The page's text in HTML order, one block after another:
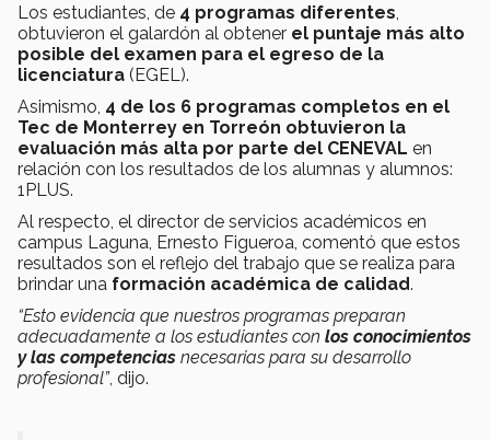
Los estudiantes, de 4 programas diferentes
obtuvieron el galardón al obtener el puntaje más alto
posible del examen para el egreso de la
licenciatura (EGEL).
Asimismo, 4 de los 6 programas completos en el
Tec de Monterrey en Torreón obtuvieron la
evaluación más alta por parte del CENEVAL en
relación con los resultados de los alumnas y alumnos:
1PLUS.
Al respecto, el director de servicios académicos en
campus Laguna, Ernesto Figueroa, comentó que estos
resultados son el reflejo del trabajo que se realiza para
brindar una formación académica de calidad.
“Esto evidencia que nuestros programas preparan
adecuadamente a los estudiantes con los conocimientos
y las competencias necesarias para su desarrollo
profesional”, dijo.